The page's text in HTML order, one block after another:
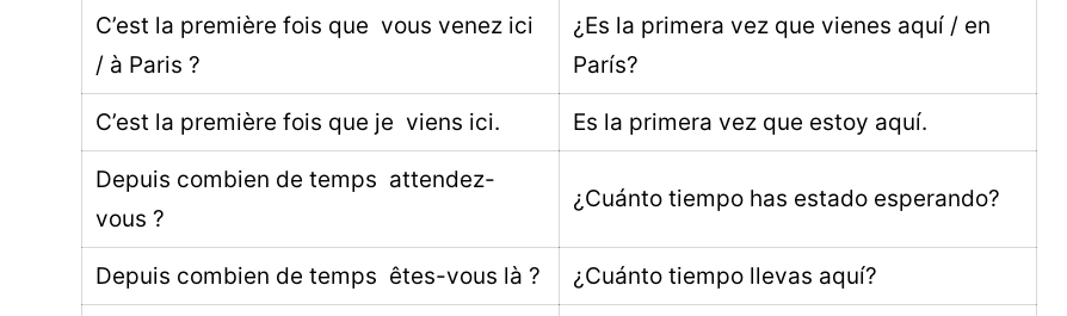
C’est la première fois que vous venez ici
/ à Paris ?
¿Es la primera vez que vienes aquí / en
París?
C’est la première fois que je viens ici. Es la primera vez que estoy aquí.
Depuis combien de temps attendez-
vous ?
¿Cuánto tiempo has estado esperando?
Depuis combien de temps êtes-vous là ? ¿Cuánto tiempo llevas aquí?